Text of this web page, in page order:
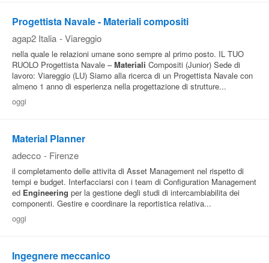
professioni
Blog
Pubblica
Offerte
Area
Aziende
Progettista Navale - Materiali compositi
agap2 Italia - Viareggio
nella quale le relazioni umane sono sempre al primo posto. IL TUO
RUOLO Progettista Navale –Materiali Compositi (Junior) Sede di
lavoro: Viareggio (LU) Siamo alla ricerca di un Progettista Navale con
almeno 1 anno di esperienza nella progettazione di strutture...
oggi
Material Planner
adecco - Firenze
il completamento delle attivita di Asset Management nel rispetto di
tempi e budget. Interfacciarsi con i team di Configuration Management
ed Engineering per la gestione degli studi di intercambiabilita dei
componenti. Gestire e coordinare la reportistica relativa...
oggi
Ingegnere meccanico